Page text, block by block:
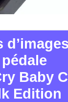
pédale
Baby
Edition